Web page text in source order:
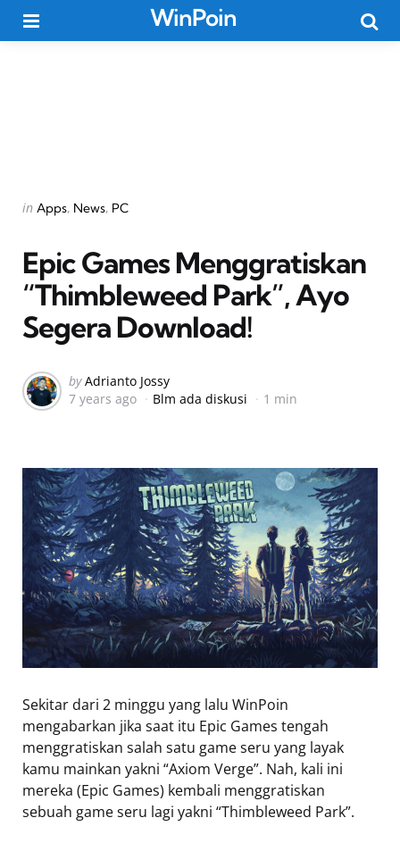
WinPoin
Categories
Posted
in Apps News PC
Epic Games Menggratiskan
“Thimbleweed Park”, Ayo
Segera Download!
Posted
by
by Adrianto Jossy
7 years ago
Blm ada diskusi 1 min
Sekitar dari 2 minggu yang lalu WinPoin
mengabarkan jika saat itu Epic Games tengah
menggratiskan salah satu game seru yang layak
kamu mainkan yakni “Axiom Verge”. Nah, kali ini
mereka (Epic Games) kembali menggratiskan
sebuah game seru lagi yakni “Thimbleweed Park”.